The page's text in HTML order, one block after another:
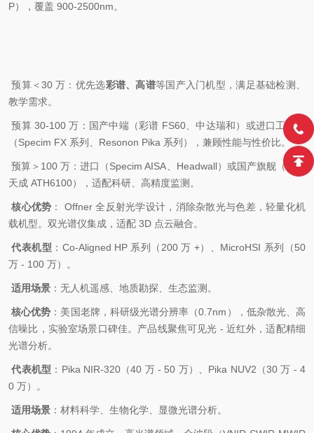
P），覆盖 900-2500nm。
预算＜30 万：优先选彩谱、高谱等国产入门机型，满足基础检测、
教学需求。
预算 30-100 万：国产中端（彩谱 FS60、中达瑞和）或进口工业级
（Specim FX 系列、Resonon Pika 系列），兼顾性能与性价比。
预算＞100 万：进口（Specim AISA、Headwall）或国产旗舰（奥谱
天成 ATH6100），适配科研、高精度监测。
核心优势 ： Offner 全反射光学设计，消除杂散光与色差，轻量化机
载机型。双光谱仪集成，适配 3D 点云融合。
代表机型 ：Co-Aligned HP 系列（200 万 +）、MicroHSI 系列（50
万 - 100 万）。
适用场景 ：无人机遥感、地质勘探、生态监测。
核心优势 ：美国老牌，科研级光谱分辨率（0.7nm），低杂散光、高
信噪比，实验室场景口碑佳。产品线聚焦可见光 - 近红外，适配精细
光谱分析。
代表机型 ：Pika NIR-320（40 万 - 50 万）、Pika NUV2（30 万 - 4
0 万）。
适用场景 ：材料科学、生物化学、显微光谱分析。